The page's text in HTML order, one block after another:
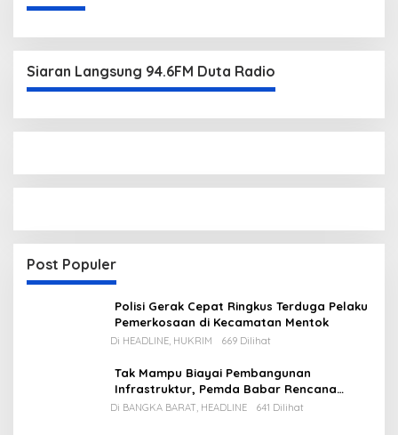
Siaran Langsung 94.6FM Duta Radio
Post Populer
Polisi Gerak Cepat Ringkus Terduga Pelaku
Pemerkosaan di Kecamatan Mentok
Di HEADLINE, HUKRIM 669 Dilihat
Tak Mampu Biayai Pembangunan
Infrastruktur, Pemda Babar Rencana
Utang Rp65 M
Di BANGKA BARAT, HEADLINE 641 Dilihat